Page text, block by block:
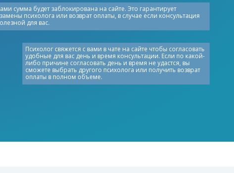
сумма будет заблокирована на сайте. Это гарантирует
психолога или возврат оплаты, в случае если консультация
для вас.
Психолог свяжется с вами в чате на сайте чтобы согласовать
удобные для вас день и время консультации. Если по какой-
либо причине согласовать день и время не удастся, вы
сможете выбрать другого психолога или получить возврат
оплаты в полном объеме.